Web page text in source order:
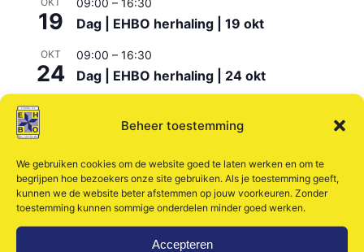
Beheer toestemming
We gebruiken cookies om de website goed te laten werken en om te
begrijpen hoe bezoekers onze site gebruiken. Als je toestemming geeft,
kunnen we de website beter afstemmen op jouw voorkeuren. Zonder
toestemming kunnen sommige onderdelen minder goed werken.
Accepteren
19
09:00 –16:30
Dag | EHBO herhaling | 19 okt
OKT
24
09:00 –16:30
Dag | EHBO herhaling | 24 okt
27 Dag | EHBO herhaling | 27 okt
NOV
4
09:00–16:30
Dag | EHBO herhaling | 4 nov
NOV
5
19:20–22:00
Avond les 1 | EHBO herhaling | 5 nov